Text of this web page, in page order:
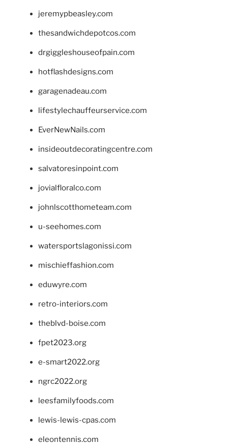
jeremypbeasley.com
thesandwichdepotcos.com
drgiggleshouseofpain.com
hotflashdesigns.com
garagenadeau.com
lifestylechauffeurservice.com
EverNewNails.com
insideoutdecoratingcentre.com
salvatoresinpoint.com
jovialfloralco.com
johnlscotthometeam.com
u-seehomes.com
watersportslagonissi.com
mischieffashion.com
eduwyre.com
retro-interiors.com
theblvd-boise.com
fpet2023.org
e-smart2022.org
ngrc2022.org
leesfamilyfoods.com
lewis-lewis-cpas.com
eleontennis.com